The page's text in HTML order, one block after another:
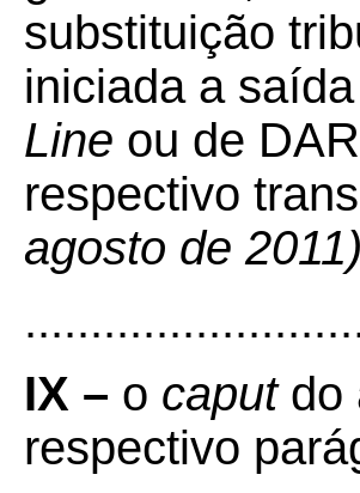
substituição
iniciada a
Line ou de
respectivo
agosto de 2011)
IX – o caputdo
respectivo